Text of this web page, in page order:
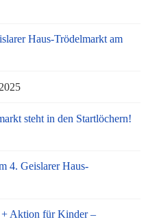
Haus-Trödelmarkt am
steht in den Startlöchern!
4. Geislarer Haus-
Aktion für Kinder –